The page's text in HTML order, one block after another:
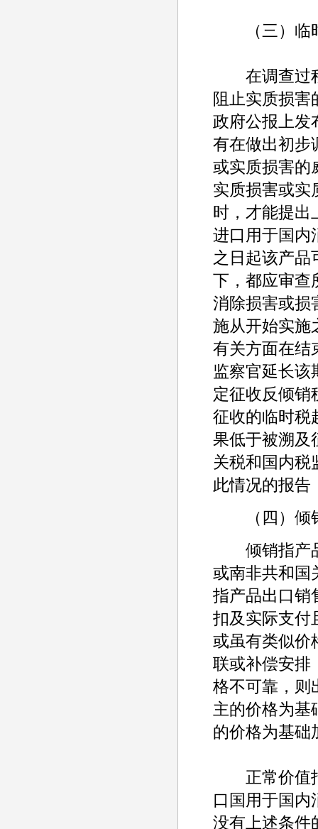
（三）临
在调查过程
阻止实质损害
政府公报上发
有在做出初步
或实质损害的
实质损害或实
时，才能提出
进口用于国内
之日起该产品
下，都应审查
消除损害或损
施从开始实施
有关方面在结
监察官延长该
定征收反倾销
征收的临时税
果低于被溯及
关税和国内税
此情况的报告
（四）倾
倾销指产品
或南非共和国
指产品出口销
扣及实际支付
或虽有类似价
联或补偿安排
格不可靠，则
主的价格为基
的价格为基础
正常价值指
口国用于国内
没有上述条件